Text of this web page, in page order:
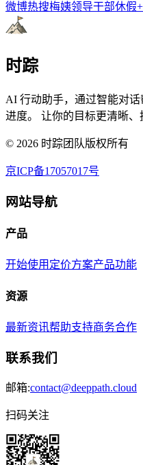
微博热搜梅姨领导干部休假+
时踪
AI 行动助手，通过智能对
进度。 让你的目标更清晰、
© 2026 时踪团队版权所有
京ICP备17057017号
网站导航
产品
开始使用 定价方案产品功能
资源
最新资讯帮助支持商务合作
联系我们
邮箱:contact@deeppath.cloud
扫码关注